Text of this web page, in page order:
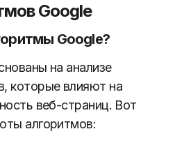
Google
Google?
на анализе
которые влияют на
веб-страниц. Вот
алгоритмов: